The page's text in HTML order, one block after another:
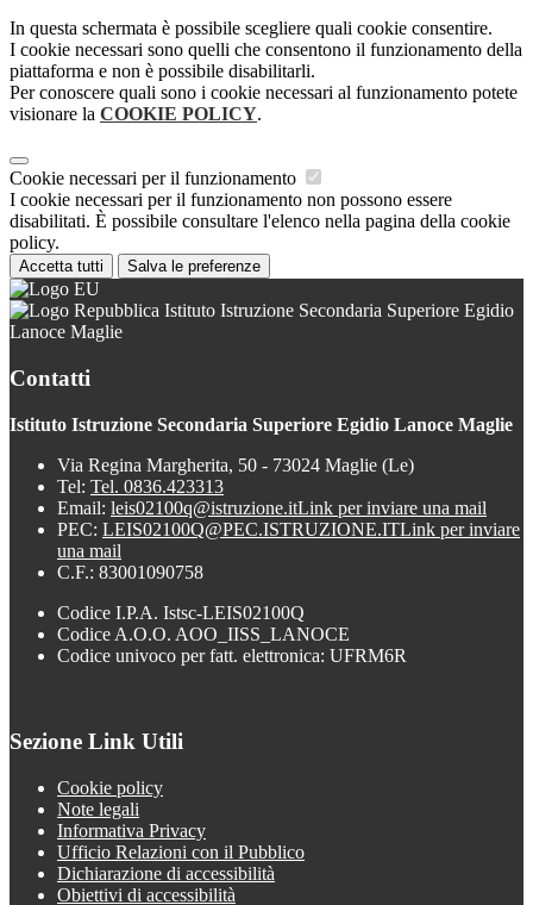
In questa schermata è possibile scegliere quali cookie consentire.
I cookie necessari sono quelli che consentono il funzionamento della
piattaforma e non è possibile disabilitarli.
Per conoscere quali sono i cookie necessari al funzionamento potete
visionare la COOKIE POLICY.
Cookie necessari per il funzionamento
I cookie necessari per il funzionamento non possono essere
disabilitati. È possibile consultare l'elenco nella pagina della cookie
policy.
Accetta tutti Salva le preferenze
Istituto Istruzione Secondaria Superiore Egidio
Lanoce Maglie
Contatti
Istituto Istruzione Secondaria Superiore Egidio Lanoce Maglie
Via Regina Margherita, 50 - 73024 Maglie (Le)
Tel: Tel. 0836.423313
Email: leis02100q@istruzione.itLink per inviare una mail
PEC: LEIS02100Q@PEC.ISTRUZIONE.ITLink per inviare
una mail
C.F.: 83001090758
Codice I.P.A. Istsc-LEIS02100Q
Codice A.O.O. AOO_IISS_LANOCE
Codice univoco per fatt. elettronica: UFRM6R
Sezione Link Utili
Cookie policy
Note legali
Informativa Privacy
Ufficio Relazioni con il Pubblico
Dichiarazione di accessibilità
Obiettivi di accessibilità